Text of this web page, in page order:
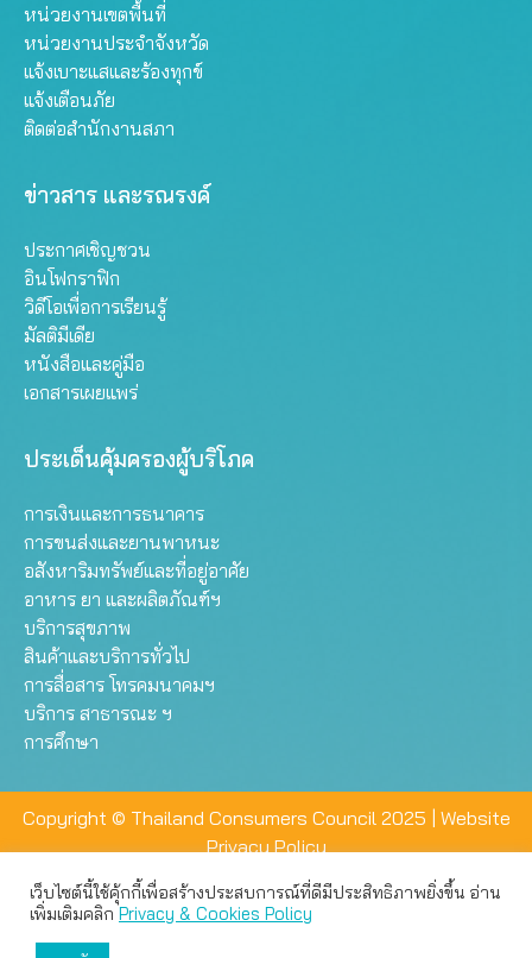
หน่วยงานเขตพื้นที่
หน่วยงานประจำจังหวัด
แจ้งเบาะแสและร้องทุกข์
แจ้งเตือนภัย
ติดต่อสำนักงานสภา
ข่าวสาร และรณรงค์
ประกาศเชิญชวน
อินโฟกราฟิก
วิดีโอเพื่อการเรียนรู้
มัลติมีเดีย
หนังสือและคู่มือ
เอกสารเผยแพร่
ประเด็นคุ้มครองผู้บริโภค
การเงินและการธนาคาร
การขนส่งและยานพาหนะ
อสังหาริมทรัพย์และที่อยู่อาศัย
อาหาร ยา และผลิตภัณฑ์ฯ
บริการสุขภาพ
สินค้าและบริการทั่วไป
การสื่อสาร โทรคมนาคมฯ
บริการ สาธารณะ ฯ
การศึกษา
Copyright © Thailand Consumers Council 2025 | Website
Privacy Policy
เว็บไซต์นี้ใช้คุ้กกี้เพื่อสร้างประสบการณ์ที่ดีมีประสิทธิภาพยิ่งขึ้น อ่าน
เพิ่มเติมคลิกPrivacy & Cookies Policy
เว็บไซต์นี้ใช้คุกกี้เพื่อมอบประสบการณ์การใช้งานที่ดีให้แก่ท่าน คุณ
สามารถเลือกตั้งค่าความเป็นส่วนตัวได้